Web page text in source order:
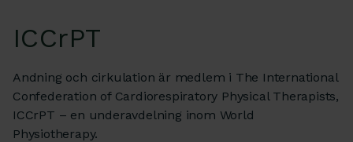
ICCrPT
Andning och cirkulation är medlem i The International
Confederation of Cardiorespiratory Physical Therapists,
ICCrPT – en underavdelning inom World
Physiotherapy.